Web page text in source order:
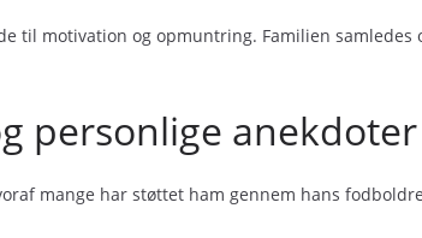
til motivation og opmuntring. Familien
personlige anekdoter
mange har støttet ham gennem hans